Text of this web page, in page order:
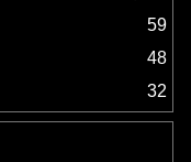
59
48
32